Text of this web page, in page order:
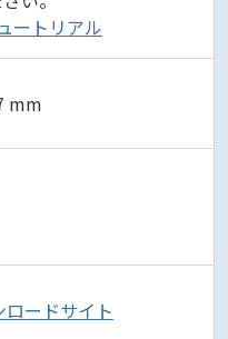
ートリアル
mm
ードサイト